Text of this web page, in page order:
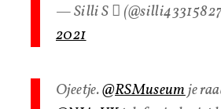
— Silli S 
2021
Ojeetje.@RSMuseumje